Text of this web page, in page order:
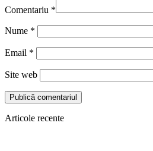
Comentariu *
Nume *
Email *
Site web
Articole recente